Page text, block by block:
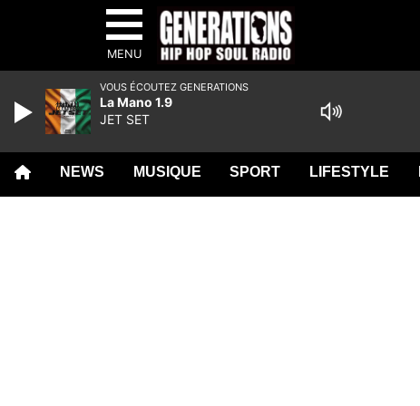
MENU
NEWS MUSIQUE SPORT LIFESTYLE
VOUS ÉCOUTEZ GENERATIONS
La Mano 1.9
JET SET